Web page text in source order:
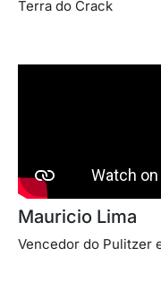
Terra do Crack
Mauricio Lima
Vencedor do Pulitzer